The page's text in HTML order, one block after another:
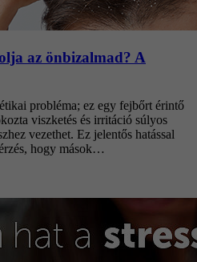
az önbizalmad? A
probléma; ez egy fejbőrt érintő
viszketés és irritáció súlyos
vezethet. Ez jelentős hatással
hogy mások…